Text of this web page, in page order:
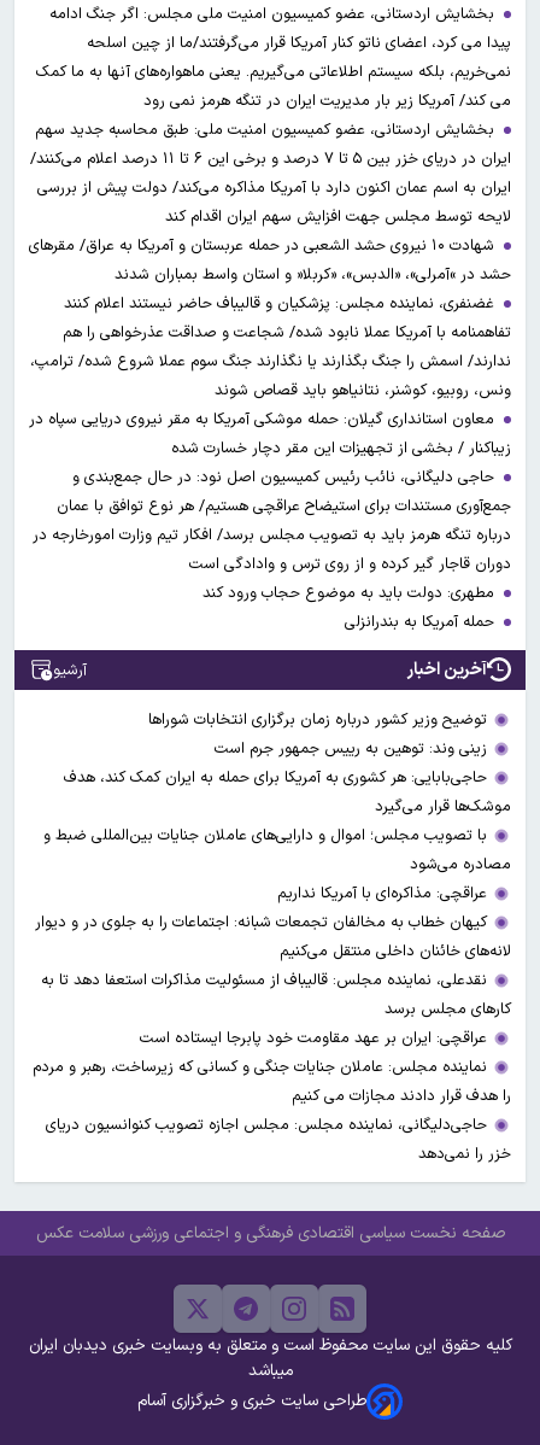
بخشایش اردستانی، عضو کمیسیون امنیت ملی مجلس: اگر جنگ ادامه
پیدا می کرد، اعضای ناتو کنار آمریکا قرار می‌گرفتند/ما از چین اسلحه
نمی‌خریم، بلکه سیستم اطلاعاتی می‌گیریم. یعنی ماهواره‌های آنها به ما کمک
می کند/ آمریکا زیر بار مدیریت ایران در تنگه هرمز نمی رود
بخشایش اردستانی، عضو کمیسیون امنیت ملی: طبق محاسبه جدید سهم
ایران در دریای خزر بین ۵ تا ۷ درصد و برخی این ۶ تا ۱۱ درصد اعلام می‌کنند/
ایران به اسم عمان اکنون دارد با آمریکا مذاکره می‌کند/ دولت پیش از بررسی
لایحه توسط مجلس جهت افزایش سهم ایران اقدام کند
شهادت ۱۰ نیروی حشد الشعبی در حمله عربستان و آمریکا به عراق/ مقرهای
حشد در »آمرلی»، «الدبس»، «کربلا« و استان واسط بمباران شدند
غضنفری، نماینده مجلس: پزشکیان و قالیباف حاضر نیستند اعلام کنند
تفاهمنامه با آمریکا عملا نابود شده/ شجاعت و صداقت عذرخواهی را هم
ندارند/ اسمش را جنگ بگذارند یا نگذارند جنگ سوم عملا شروع شده/ ترامپ،
ونس، روبیو، کوشنر، نتانیاهو باید قصاص شوند
معاون استانداری گیلان: حمله موشکی آمریکا به مقر نیروی دریایی سپاه در
زیباکنار / بخشی از تجهیزات این مقر دچار خسارت شده
حاجی دلیگانی، نائب رئیس کمیسیون اصل نود: در حال جمع‌بندی و
جمع‌آوری مستندات برای استیضاح عراقچی هستیم/ هر نوع توافق با عمان
درباره تنگه هرمز باید به تصویب مجلس برسد/ افکار تیم وزارت امورخارجه در
دوران قاجار گیر کرده و از روی ترس و وادادگی است
مطهری: دولت باید به موضوع حجاب ورود کند
حمله آمریکا به بندرانزلی
آخرین اخبار آرشیو
توضیح وزیر کشور درباره زمان برگزاری انتخابات شوراها
زینی وند: توهین به رییس جمهور جرم است
حاجی‌بابایی: هر کشوری به آمریکا برای حمله به ایران کمک کند، هدف
موشک‌ها قرار می‌گیرد
با تصویب مجلس؛ اموال و دارایی‌های عاملان جنایات بین‌المللی ضبط و
مصادره می‌شود
عراقچی: مذاکره‌ای با آمریکا نداریم
کیهان خطاب به مخالفان تجمعات شبانه: اجتماعات را به جلوی در و دیوار
لانه‌های خائنان داخلی منتقل می‌کنیم
نقدعلی، نماینده مجلس: قالیباف از مسئولیت مذاکرات استعفا دهد تا به
کارهای مجلس برسد
عراقچی: ایران بر عهد مقاومت خود پابرجا ایستاده است
نماینده مجلس: عاملان جنایات جنگی و کسانی که زیرساخت‌، رهبر و مردم
را هدف قرار دادند مجازات می کنیم
حاجی‌دلیگانی، نماینده مجلس: مجلس اجازه تصویب کنوانسیون دریای
خزر را نمی‌دهد
صفحه نخست سیاسی اقتصادی فرهنگی و اجتماعی ورزشی سلامت عکس
کلیه حقوق این سایت محفوظ است و متعلق به وبسایت خبری دیدبان ایران
میباشد
طراحی سایت خبری و خبرگزاری آسام